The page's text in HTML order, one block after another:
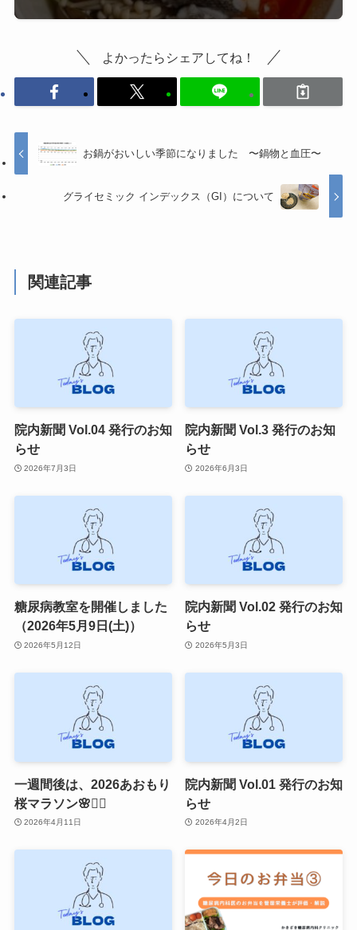
よかったらシェアしてね！
お鍋がおいしい季節になりました 〜鍋物と血圧〜
グライセミック インデックス（GI）について
関連記事
院内新聞 Vol.04 発行のお知
らせ
2026年7月3日
院内新聞 Vol.3 発行のお知
らせ
2026年6月3日
糖尿病教室を開催しました
（2026年5月9日(土)）
2026年5月12日
院内新聞 Vol.02 発行のお知
らせ
2026年5月3日
一週間後は、2026あおもり
桜マラソン🌸🏃‍♂️
2026年4月11日
院内新聞 Vol.01 発行のお知
らせ
2026年4月2日